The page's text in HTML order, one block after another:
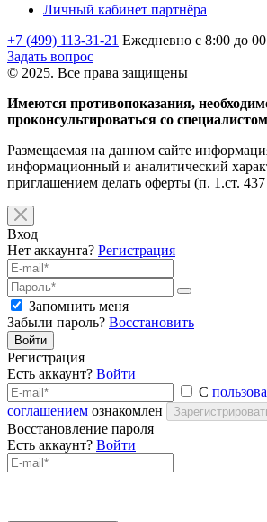
Личный кабинет партнёра
+7 (499) 113-31-21 Ежедневно с 8:00 до
Задать вопрос
© 2025. Все права защищены
Имеются противопоказания,
проконсультироваться со специалистом
Размещаемая на данном сайте
информационный и аналитический
приглашением делать оферты (п. 1.ст.
Вход
Нет аккаунта? Регистрация
Запомнить меня
Забыли пароль? Восстановить
Войти
Регистрация
Есть аккаунт? Войти
С
соглашением ознакомлен
Восстановление пароля
Есть аккаунт? Войти